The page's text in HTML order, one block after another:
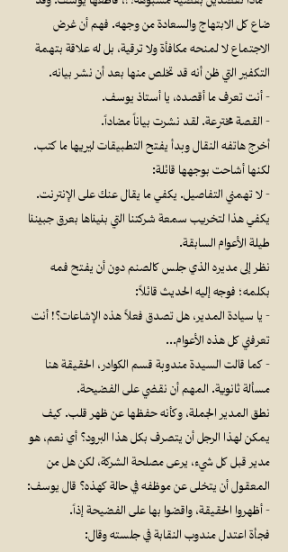
ضاع كل الابتهاج والسعادة من وجهه. فهم أن غرض
الاجتماع لا لمنحه مكافأة ولا ترقية، بل له علاقة بتهمة
التكفير التي ظن أنه قد تخلص منها بعد أن نشر بيانه.
- أنت تعرف ما أقصده، يا أستاذ يوسف.
- القصة مخترعة. لقد نشرت بياناً مضاداً.
أخرج هاتفه النقال وبدأ يفتح التطبيقات ليريها ما كتب.
لكنها أشاحت بوجهها قائلة:
- لا تهمني التفاصيل. يكفي ما يقال عنك على الإنترنت.
يكفي هذا لتخريب سمعة شركتنا التي بنيناها بعرق جبيننا
طيلة الأعوام السابقة.
نظر إلى مديره الذي جلس كالصنم دون أن يفتح فمه
بكلمه؛ فوجه إليه الحديث قائلاً:
- يا سيادة المدير، هل تصدق فعلاً هذه الإشاعات؟! أنت
تعرفني كل هذه الأعوام…
- كما قالت السيدة مندوبة قسم الكوادر، الحقيقة هنا
مسألة ثانوية. المهم أن نقضي على الفضيحة.
نطق المدير الجملة، وكأنه حفظها عن ظهر قلب. كيف
يمكن لهذا الرجل أن يتصرف بكل هذا البرود؟ أي نعم، هو
مدير قبل كل شيء، يرعى مصلحة الشركة، لكن هل من
المعقول أن يتخلى عن موظفه في حالة كهذه؟ قال يوسف:
- أظهروا الحقيقة، واقضوا بها على الفضيحة إذاً.
فجأة اعتدل مندوب النقابة في جلسته وقال: